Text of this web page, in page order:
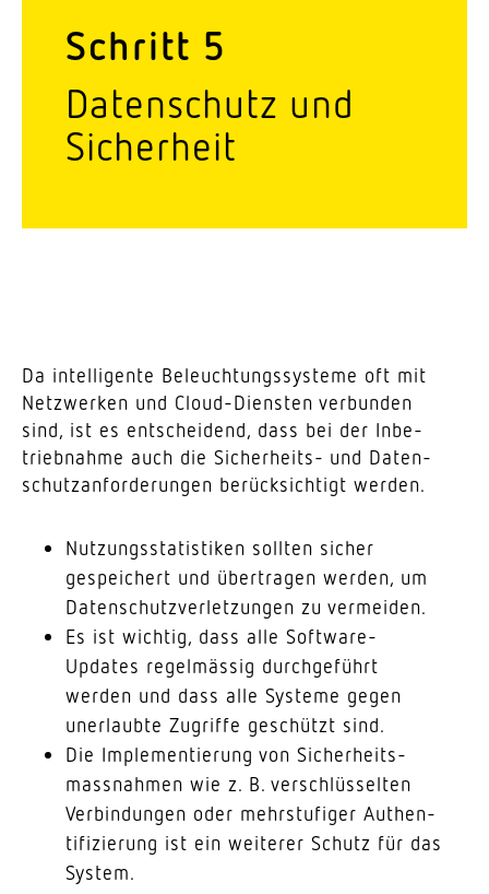
Schritt 5
Daten­schutz und
Sicherheit
Da intel­li­gente Beleuch­tungs­systeme oft mit
Netz­werken und Cloud-Diensten verbunden
sind, ist es entscheidend, dass bei der Inbe­
trieb­nahme auch die Sicher­heits- und Daten­
schutz­an­for­de­rungen berück­sichtigt werden.
Nutzungs­sta­tis­tiken sollten sicher
gespei­chert und über­tragen werden, um
Daten­schutz­ver­let­zungen zu vermeiden.
Es ist wichtig, dass alle Software-
Updates regel­mässig durch­ge­führt
werden und dass alle Systeme gegen
uner­laubte Zugriffe geschützt sind.
Die Imple­men­tierung von Sicher­heits­
mass­nahmen wie z. B. verschlüs­selten
Verbin­dungen oder mehr­stu­figer Authen­
ti­fi­zierung ist ein weiterer Schutz für das
System.